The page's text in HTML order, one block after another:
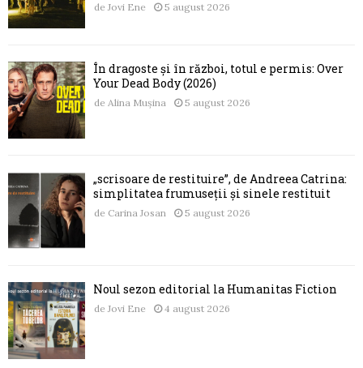
de Jovi Ene 5 august 2026
În dragoste și în război, totul e permis: Over
Your Dead Body (2026)
de Alina Mușina 5 august 2026
„scrisoare de restituire”, de Andreea Catrina:
simplitatea frumuseții și sinele restituit
de Carina Josan 5 august 2026
Noul sezon editorial la Humanitas Fiction
de Jovi Ene 4 august 2026